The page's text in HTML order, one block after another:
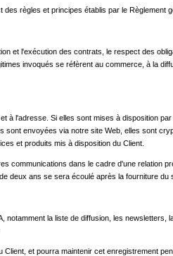
règles et principes établis par le Règlement
et l'exécution des contrats, le respect des
invoqués se réfèrent au commerce, à la
à l'adresse. Si elles sont mises à disposition
envoyées via notre site Web, elles sont
et produits mis à disposition du Client.
dans le cadre d'une relation
deux ans se sera écoulé après la fourniture du
la liste de diffusion, les newsletters,
et pourra maintenir cet enregistrement